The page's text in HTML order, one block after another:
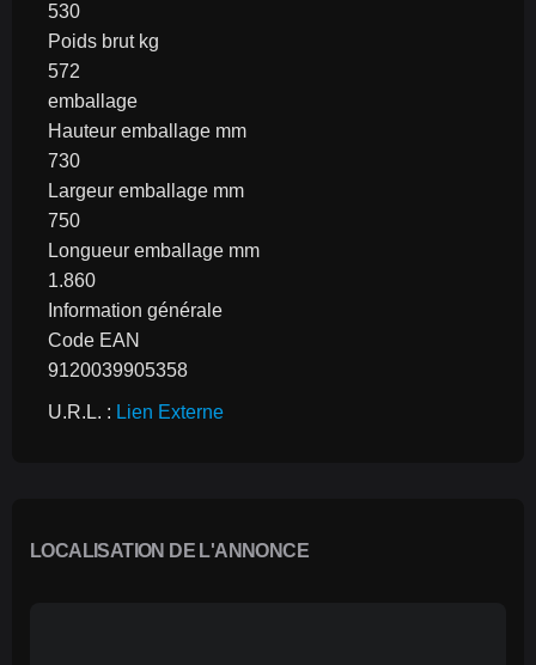
530
Poids brut kg
572
emballage
Hauteur emballage mm
730
Largeur emballage mm
750
Longueur emballage mm
1.860
Information générale
Code EAN
9120039905358
U.R.L. : Lien Externe
LOCALISATION DE L'ANNONCE